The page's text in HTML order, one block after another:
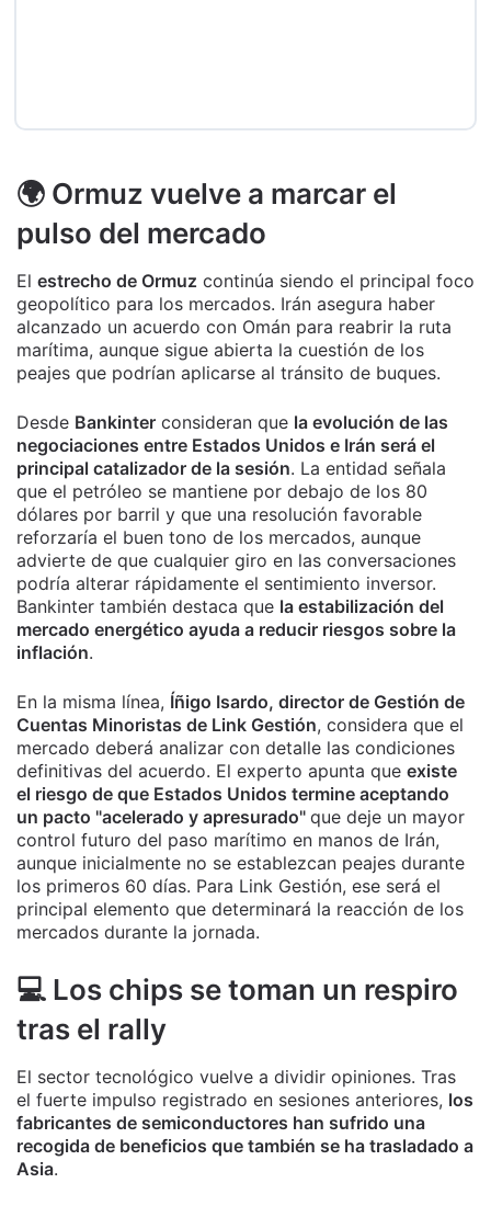
🌍 Ormuz vuelve a marcar el
pulso del mercado
El estrecho de Ormuz continúa siendo el principal foco
geopolítico para los mercados. Irán asegura haber
alcanzado un acuerdo con Omán para reabrir la ruta
marítima, aunque sigue abierta la cuestión de los
peajes que podrían aplicarse al tránsito de buques.
Desde Bankinter consideran que la evolución de las
negociaciones entre Estados Unidos e Irán será el
principal catalizador de la sesión. La entidad señala
que el petróleo se mantiene por debajo de los 80
dólares por barril y que una resolución favorable
reforzaría el buen tono de los mercados, aunque
advierte de que cualquier giro en las conversaciones
podría alterar rápidamente el sentimiento inversor.
Bankinter también destaca que la estabilización del
mercado energético ayuda a reducir riesgos sobre la
inflación.
En la misma línea, Íñigo Isardo, director de Gestión de
Cuentas Minoristas de Link Gestión, considera que el
mercado deberá analizar con detalle las condiciones
definitivas del acuerdo. El experto apunta que existe
el riesgo de que Estados Unidos termine aceptando
un pacto "acelerado y apresurado" que deje un mayor
control futuro del paso marítimo en manos de Irán,
aunque inicialmente no se establezcan peajes durante
los primeros 60 días. Para Link Gestión, ese será el
principal elemento que determinará la reacción de los
mercados durante la jornada.
💻 Los chips se toman un respiro
tras el rally
El sector tecnológico vuelve a dividir opiniones. Tras
el fuerte impulso registrado en sesiones anteriores, los
fabricantes de semiconductores han sufrido una
recogida de beneficios que también se ha trasladado a
Asia.